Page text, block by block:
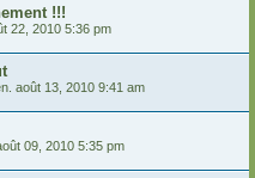
!!!
22, 2010 5:36 pm
août 13, 2010 9:41 am
09, 2010 5:35 pm